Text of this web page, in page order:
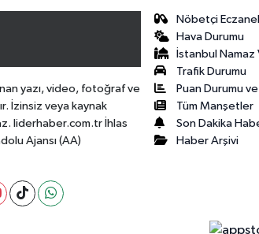
yazı, video, fotoğraf ve
İzinsiz veya kaynak
liderhaber.com.tr İhlas
Ajansı (AA)
Nöbetçi
Hava Durumu
İstanbul Namaz
Trafik Durumu
Puan Durumu
Tüm Manşetler
Son Dakika
Haber Arşivi